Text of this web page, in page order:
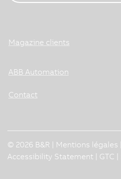
Magazine clients
ABB Automation
Contact
© 2026 B&R | Mentions légales
Accessibility Statement
GTC